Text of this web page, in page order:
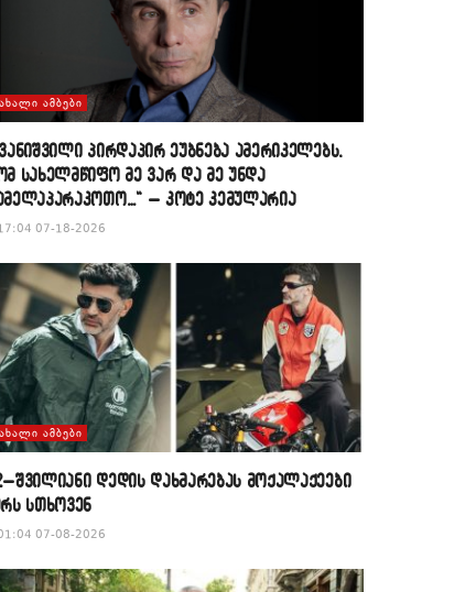
ᲐᲮᲐᲚᲘ ᲐᲛᲑᲔᲑᲘ
პირდაპირ ეუბნება ამერიკელებს,
სახელმწიფო მე ვარ და მე უნდა
– კოტე კემულარია
07-18-2026
ᲐᲮᲐᲚᲘ ᲐᲛᲑᲔᲑᲘ
დედის დახმარებას მოქალაქეები
სთხოვენ
07-08-2026